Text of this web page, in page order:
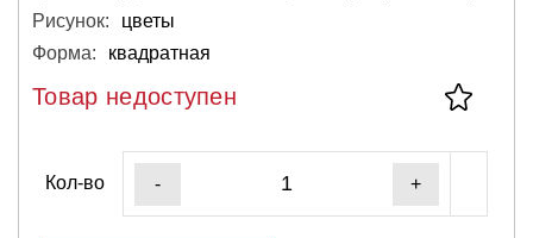
Рисунок:
цветы
Форма:
квадратная
Товар недоступен
Кол-во - +